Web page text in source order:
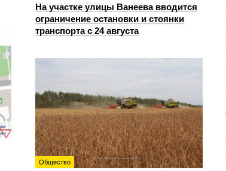
На участке улицы Ванеева вводится
ограничение остановки и стоянки
транспорта с 24 августа
Общество